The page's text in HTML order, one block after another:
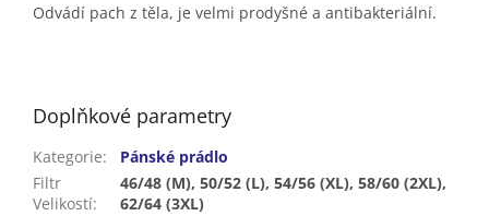
Odvádí pach z těla, je velmi prodyšné a antibakteriální.
Doplňkové parametry
Kategorie:
Pánské prádlo
Filtr
Velikostí:
46/48 (M), 50/52 (L), 54/56 (XL), 58/60 (2XL),
62/64 (3XL)